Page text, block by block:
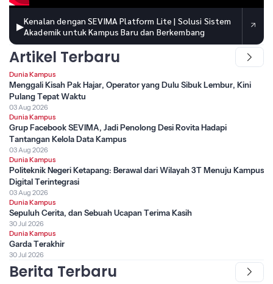
▶Kenalan dengan SEVIMA Platform Lite | Solusi Sistem
Akademik untuk Kampus Baru dan Berkembang
Artikel Terbaru
Dunia Kampus
Menggali Kisah Pak Hajar, Operator yang Dulu Sibuk Lembur, Kini
Pulang Tepat Waktu
03 Aug 2026
Dunia Kampus
Grup Facebook SEVIMA, Jadi Penolong Desi Rovita Hadapi
Tantangan Kelola Data Kampus
03 Aug 2026
Dunia Kampus
Politeknik Negeri Ketapang: Berawal dari Wilayah 3T Menuju Kampus
Digital Terintegrasi
03 Aug 2026
Dunia Kampus
Sepuluh Cerita, dan Sebuah Ucapan Terima Kasih
30 Jul 2026
Dunia Kampus
Garda Terakhir
30 Jul 2026
Berita Terbaru